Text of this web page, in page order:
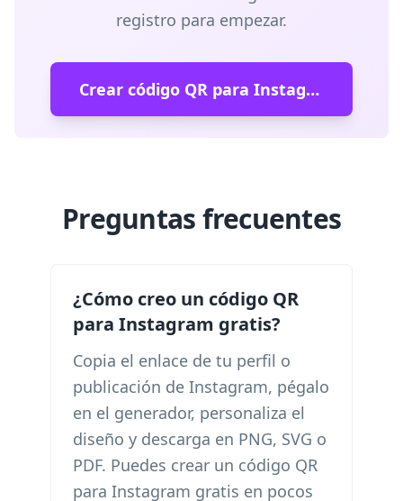
registro para empezar.
Crear código QR para Instagram gratis
Preguntas frecuentes
¿Cómo creo un código QR
para Instagram gratis?
Copia el enlace de tu perfil o
publicación de Instagram, pégalo
en el generador, personaliza el
diseño y descarga en PNG, SVG o
PDF. Puedes crear un código QR
para Instagram gratis en pocos